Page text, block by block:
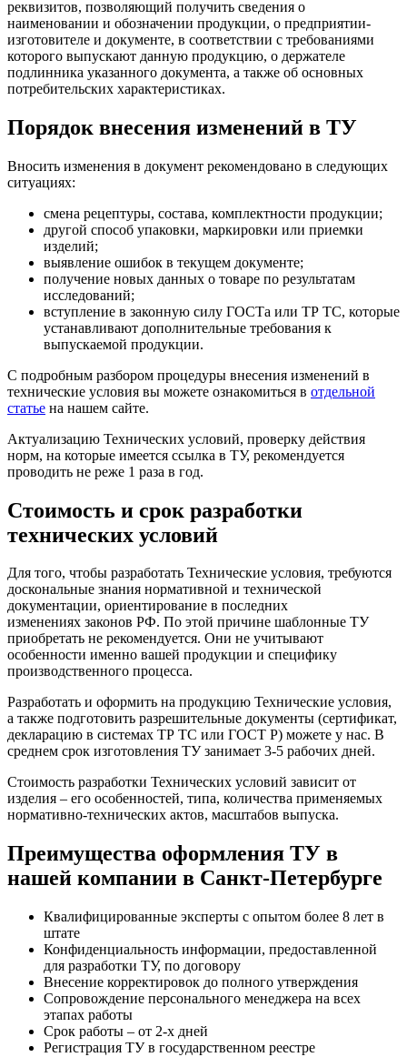
реквизитов, позволяющий получить сведения о
наименовании и обозначении продукции, о предприятии-
изготовителе и документе, в соответствии с требованиями
которого выпускают данную продукцию, о держателе
подлинника указанного документа, а также об основных
потребительских характеристиках.
Порядок внесения изменений в ТУ
Вносить изменения в документ рекомендовано в следующих
ситуациях:
смена рецептуры, состава, комплектности продукции;
другой способ упаковки, маркировки или приемки
изделий;
выявление ошибок в текущем документе;
получение новых данных о товаре по результатам
исследований;
вступление в законную силу ГОСТа или ТР ТС, которые
устанавливают дополнительные требования к
выпускаемой продукции.
С подробным разбором процедуры внесения изменений в
технические условия вы можете ознакомиться в отдельной
статье на нашем сайте.
Актуализацию Технических условий, проверку действия
норм, на которые имеется ссылка в ТУ, рекомендуется
проводить не реже 1 раза в год.
Стоимость и срок разработки
технических условий
Для того, чтобы разработать Технические условия, требуются
доскональные знания нормативной и технической
документации, ориентирование в последних
изменениях законов РФ. По этой причине шаблонные ТУ
приобретать не рекомендуется. Они не учитывают
особенности именно вашей продукции и специфику
производственного процесса.
Разработать и оформить на продукцию Технические условия,
а также подготовить разрешительные документы (сертификат,
декларацию в системах ТР ТС или ГОСТ Р) можете у нас. В
среднем срок изготовления ТУ занимает 3-5 рабочих дней.
Стоимость разработки Технических условий зависит от
изделия – его особенностей, типа, количества применяемых
нормативно-технических актов, масштабов выпуска.
Преимущества оформления ТУ в
нашей компании в Санкт-Петербурге
Квалифицированные эксперты с опытом более 8 лет в
штате
Конфиденциальность информации, предоставленной
для разработки ТУ, по договору
Внесение корректировок до полного утверждения
Сопровождение персонального менеджера на всех
этапах работы
Срок работы – от 2-х дней
Регистрация ТУ в государственном реестре